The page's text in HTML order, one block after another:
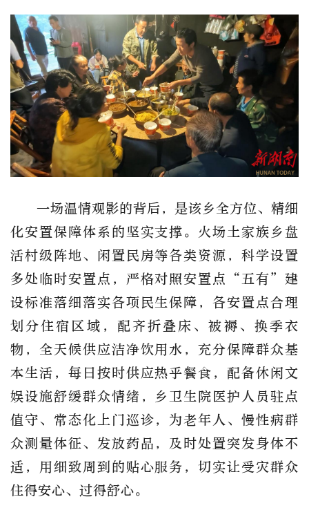
一场温情观影的背后，是该乡全方位、精细
化安置保障体系的坚实支撑。火场土家族乡盘
活村级阵地、闲置民房等各类资源，科学设置
多处临时安置点，严格对照安置点“五有”建
设标准落细落实各项民生保障，各安置点合理
划分住宿区域，配齐折叠床、被褥、换季衣
物，全天候供应洁净饮用水，充分保障群众基
本生活，每日按时供应热乎餐食，配备休闲文
娱设施舒缓群众情绪，乡卫生院医护人员驻点
值守、常态化上门巡诊，为老年人、慢性病群
众测量体征、发放药品，及时处置突发身体不
适，用细致周到的贴心服务，切实让受灾群众
住得安心、过得舒心。